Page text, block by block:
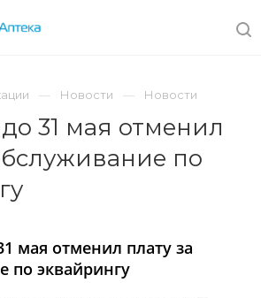
Новости Новости
31 мая отменил
по
мая отменил плату за
по эквайрингу